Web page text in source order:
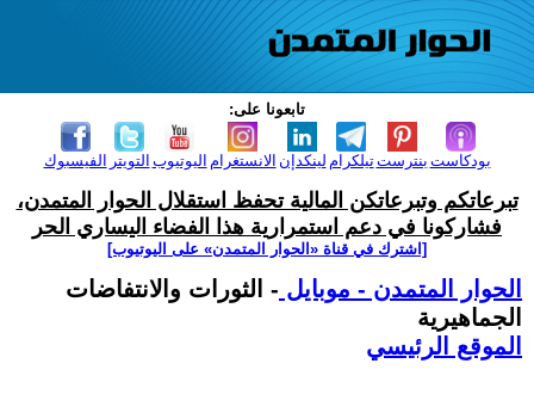
تابعونا على:
الفيسبوك التويتر اليوتيوب الانستغرام لينكدإن تيلكرامبنترست بودكاست
تبرعاتكم وتبرعاتكن المالية تحفظ استقلال الحوار المتمدن،
فشاركونا في دعم استمرارية هذا الفضاء اليساري الحر
[اشترك في قناة ‫«الحوار المتمدن» على اليوتيوب]
الحوار المتمدن - موبايل - الثورات والانتفاضات
الجماهيرية
الموقع الرئيسي